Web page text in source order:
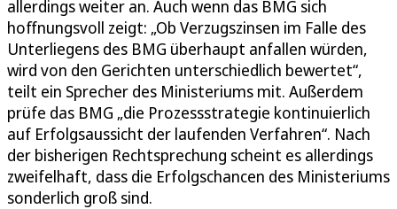
allerdings weiter an. Auch wenn das BMG sich
hoffnungsvoll zeigt: „Ob Verzugszinsen im Falle des
Unterliegens des BMG überhaupt anfallen würden,
wird von den Gerichten unterschiedlich bewertet“,
teilt ein Sprecher des Ministeriums mit. Außerdem
prüfe das BMG „die Prozessstrategie kontinuierlich
auf Erfolgsaussicht der laufenden Verfahren“. Nach
der bisherigen Rechtsprechung scheint es allerdings
zweifelhaft, dass die Erfolgschancen des Ministeriums
sonderlich groß sind.